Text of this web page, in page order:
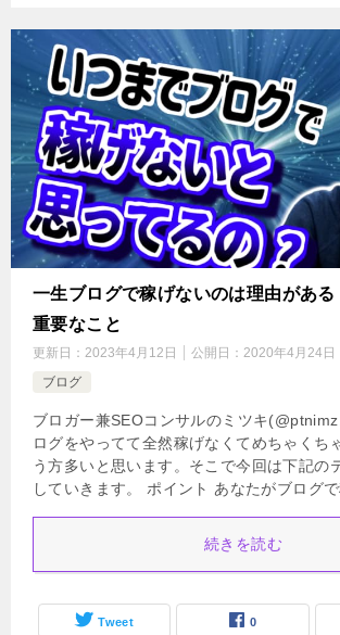
一生ブログで稼げないのは理由がある
重要なこと
更新日： 2023年4月12日 公開日： 2020年4月24日
ブログ
ブロガー兼SEOコンサルのミツキ
ログをやってて全然稼げなくてめちゃくち
う方多いと思います。そこで今回は下記の
していきます。 ポイント あなたがブログ
続きを読む
Tweet 0